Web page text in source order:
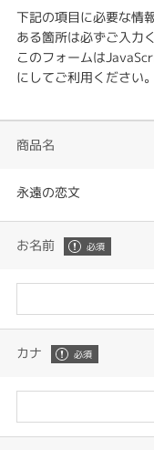
下記の項目に必要な情
ある箇所は必ずご入力
このフォームは
にしてご利用ください。
商品名
永遠の恋文
お名前
カナ